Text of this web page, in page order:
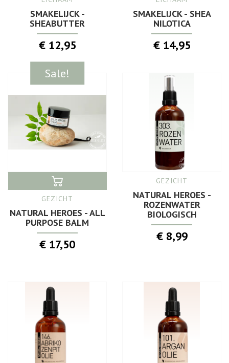
SMAKELIJCK -
SHEABUTTER
€ 12,95
SMAKELIJCK - SHEA
NILOTICA
€ 14,95
Sale!
GEZICHT
NATURAL HEROES - ALL
PURPOSE BALM
€ 17,50
GEZICHT
NATURAL HEROES -
ROZENWATER
BIOLOGISCH
€ 8,99